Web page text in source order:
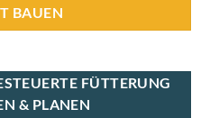
BAUEN
FÜTTERUNG
& PLANEN